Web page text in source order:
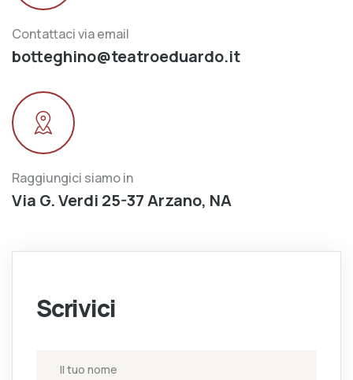
Contattaci via email
botteghino@teatroeduardo.it
Raggiungici siamo in
Via G. Verdi 25-37 Arzano, NA
Scrivici